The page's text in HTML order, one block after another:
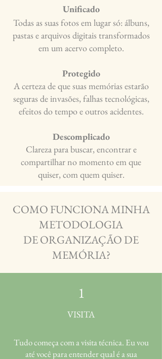
Unificado
Todas as suas fotos em lugar só: álbuns,
pastas e arquivos digitais transformados
em um acervo completo.
Protegido
A certeza de que suas memórias estarão
seguras de invasões, falhas tecnológicas,
efeitos do tempo e outros acidentes.
Descomplicado
Clareza para buscar, encontrar e
compartilhar no momento em que
quiser, com quem quiser.
COMO FUNCIONA MINHA
METODOLOGIA
DE ORGANIZAÇÃO DE
MEMÓRIA?
1
VISITA
Tudo começa com a visita técnica. Eu vou
até você para entender qual é a sua